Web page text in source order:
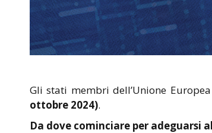
Gli stati membri dell’Unione
ottobre 2024).
Da dove cominciare per adeguarsi